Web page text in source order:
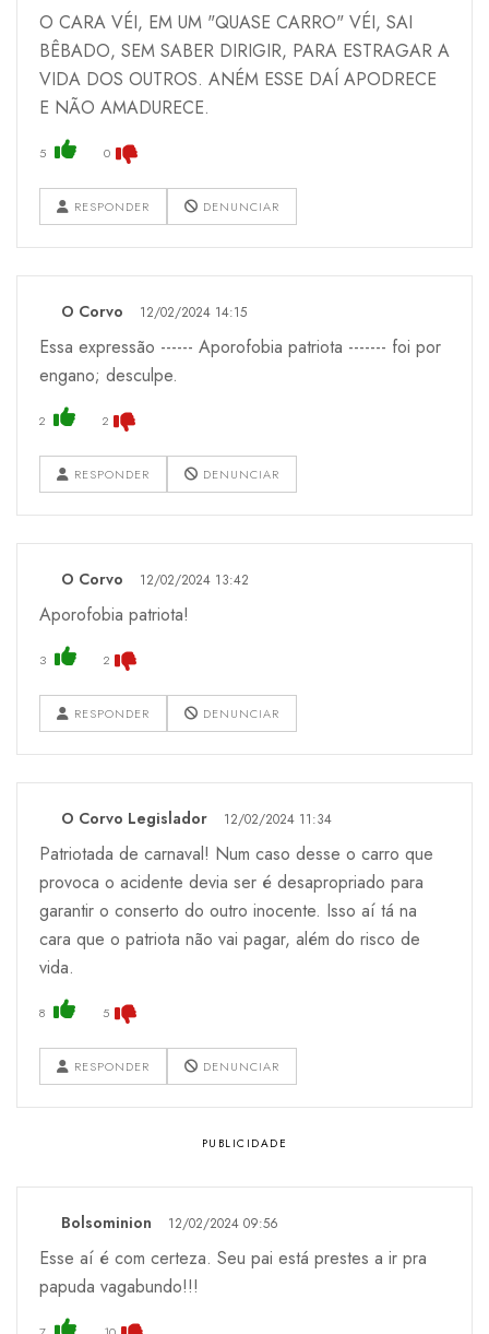
O CARA VÉI, EM UM "QUASE CARRO" VÉI, SAI
BÊBADO, SEM SABER DIRIGIR, PARA ESTRAGAR A
VIDA DOS OUTROS. ANÉM ESSE DAÍ APODRECE
E NÃO AMADURECE.
5 0
RESPONDER DENUNCIAR
O Corvo 12/02/2024 14:15
Essa expressão ------ Aporofobia patriota ------- foi por
engano; desculpe.
2 2
RESPONDER DENUNCIAR
O Corvo 12/02/2024 13:42
Aporofobia patriota!
3 2
RESPONDER DENUNCIAR
O Corvo Legislador 12/02/2024 11:34
Patriotada de carnaval! Num caso desse o carro que
provoca o acidente devia ser é desapropriado para
garantir o conserto do outro inocente. Isso aí tá na
cara que o patriota não vai pagar, além do risco de
vida.
8 5
RESPONDER DENUNCIAR
Bolsominion 12/02/2024 09:56
Esse aí é com certeza. Seu pai está prestes a ir pra
papuda vagabundo!!!